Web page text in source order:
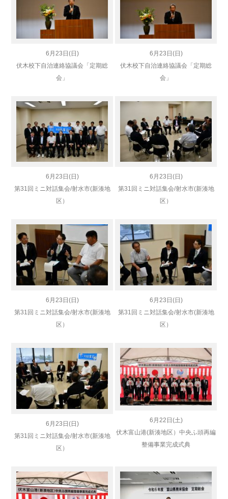
6月23日(日)
伏木校下自治連絡協議会「定期総
会」
6月23日(日)
伏木校下自治連絡協議会「定期総
会」
6月23日(日)
第31回ミニ対話集会/射水市(新湊地
区）
6月23日(日)
第31回ミニ対話集会/射水市(新湊地
区）
6月23日(日)
第31回ミニ対話集会/射水市(新湊地
区）
6月23日(日)
第31回ミニ対話集会/射水市(新湊地
区）
6月23日(日)
第31回ミニ対話集会/射水市(新湊地
区）
6月22日(土)
伏木富山港(新湊地区）中央ふ頭再編
整備事業完成式典